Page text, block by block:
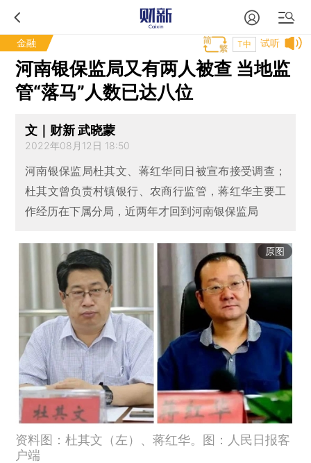
金融 试听
T中
河南银保监局又有两人被查 当地监
管“落马”人数已达八位
文｜财新 武晓蒙
2022年08月12日 18:50
河南银保监局杜其文、蒋红华同日被宣布接受调查；
杜其文曾负责村镇银行、农商行监管，蒋红华主要工
作经历在下属分局，近两年才回到河南银保监局
原图
资料图：杜其文（左）、蒋红华。图：人民日报客
户端